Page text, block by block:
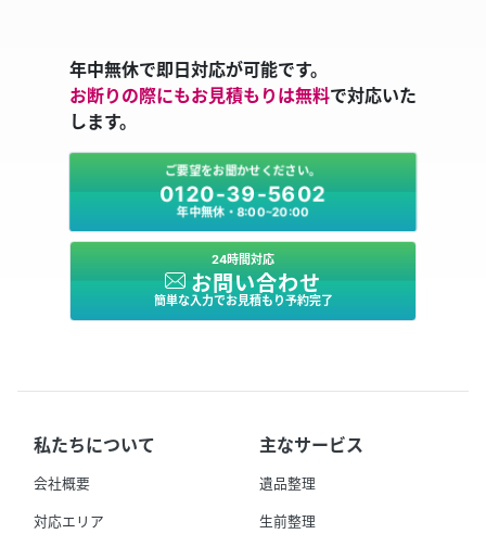
年中無休で即日対応が可能です。
お断りの際にもお見積もりは無料で対応いた
します。
ご要望をお聞かせください。
0120-39-5602
年中無休・8:00～20:00
24時間対応
お問い合わせ
簡単な入力でお見積もり予約完了
私たちについて
会社概要
対応エリア
主なサービス
遺品整理
生前整理